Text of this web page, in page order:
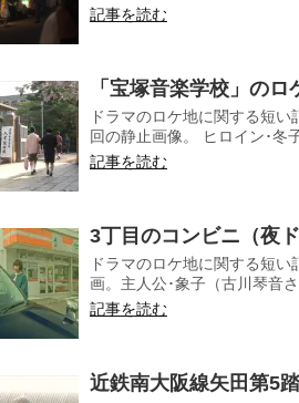
記事を読む
「宝塚音楽学校」の
ドラマのロケ地に関する短
回の静止画像。 ヒロイン･冬
記事を読む
3丁目のコンビニ（夜
ドラマのロケ地に関する短
画。主人公･象子（古川琴音
記事を読む
近鉄南大阪線矢田第5